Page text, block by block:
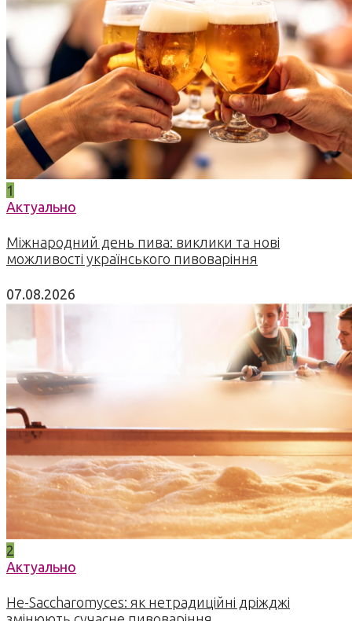
1
Актуально
Міжнародний день пива: виклики та нові
можливості українського пивоваріння
07.08.2026
2
Актуально
Не-Saccharomyces: як нетрадиційні дріжджі